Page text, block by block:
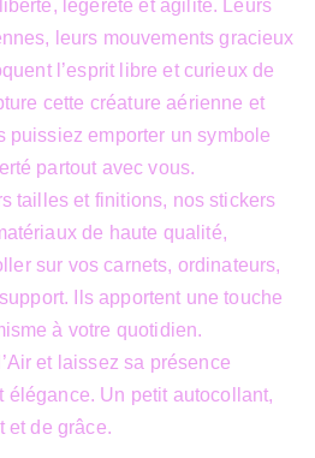
légèreté et agilité. Leurs
leurs mouvements gracieux
l’esprit libre et curieux de
cette créature aérienne et
puissiez emporter un symbole
partout avec vous.
tailles et finitions, nos stickers
de haute qualité,
sur vos carnets, ordinateurs,
Ils apportent une touche
à votre quotidien.
et laissez sa présence
élégance. Un petit autocollant,
et de grâce.